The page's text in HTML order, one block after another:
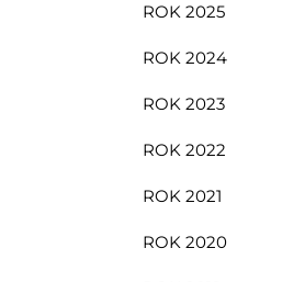
ROK 2025
ROK 2024
ROK 2023
ROK 2022
ROK 2021
ROK 2020